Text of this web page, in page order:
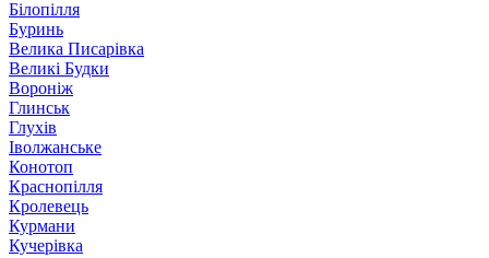
Білопілля
Буринь
Велика Писарівка
Великі Будки
Вороніж
Глинськ
Глухів
Іволжанське
Конотоп
Краснопілля
Кролевець
Курмани
Кучерівка